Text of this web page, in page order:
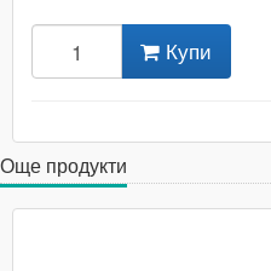
Купи
Още продукти